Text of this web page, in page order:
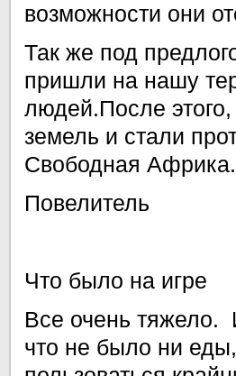
возможности они
Так же под
пришли на нашу
людей.После
земель и стали
Свободная
Повелитель
Что было на игре
Все очень тяжело.
что не было ни